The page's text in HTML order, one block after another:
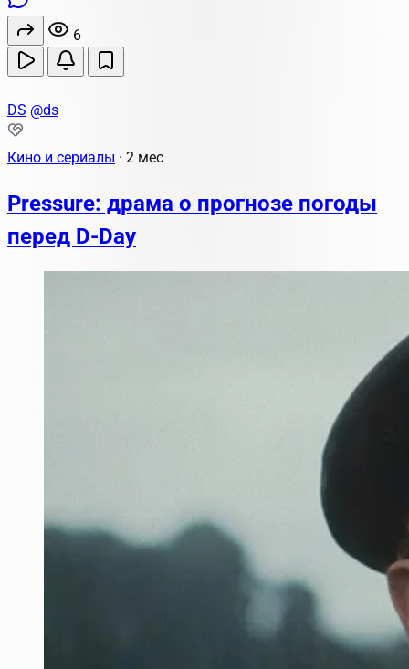
6
DS @ds
Кино и сериалы · 2 мес
Pressure: драма о прогнозе погоды
перед D-Day